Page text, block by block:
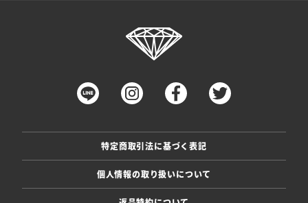
特定商取引法に基づく表記
個人情報の取り扱いについて